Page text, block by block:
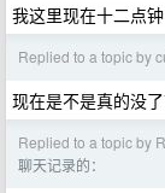
我这里现在十二点
Replied to a topic by
现在是不是真的没了
Replied to a topic by
聊天记录的：